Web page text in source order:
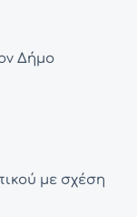
Δήμο
με σχέση